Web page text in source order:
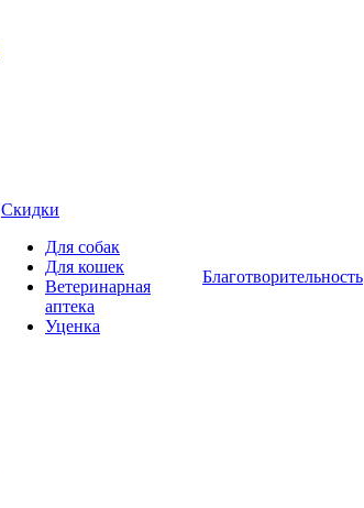
Скидки
Для собак
Для кошек
Ветеринарная
аптека
Уценка
Благотворительность